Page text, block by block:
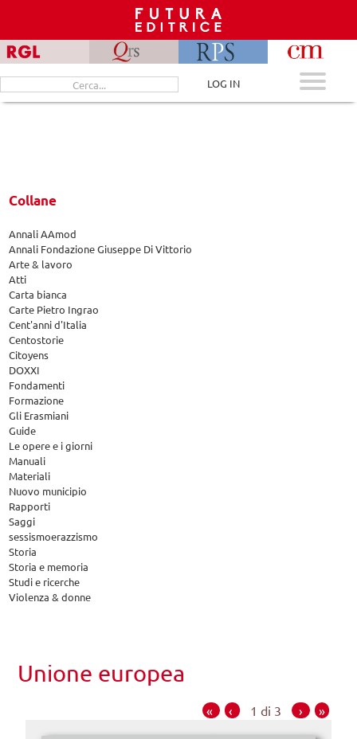
content
Cerca
per:
LOG IN
Collane
Annali AAmod
Annali Fondazione Giuseppe Di Vittorio
Arte & lavoro
Atti
Carta bianca
Carte Pietro Ingrao
Cent'anni d'Italia
Centostorie
Citoyens
DOXXI
Fondamenti
Formazione
Gli Erasmiani
Guide
Le opere e i giorni
Manuali
Materiali
Nuovo municipio
Rapporti
Saggi
sessismoerazzismo
Storia
Storia e memoria
Studi e ricerche
Violenza & donne
Unione europea
« ‹ 1 di 3 › »